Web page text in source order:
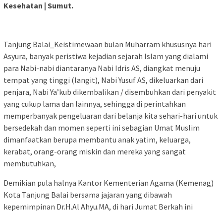
Kesehatan | Sumut.
Tanjung Balai_Keistimewaan bulan Muharram khususnya hari
Asyura, banyak peristiwa kejadian sejarah Islam yang dialami
para Nabi-nabi diantaranya Nabi Idris AS, diangkat menuju
tempat yang tinggi (langit), Nabi Yusuf AS, dikeluarkan dari
penjara, Nabi Ya’kub dikembalikan / disembuhkan dari penyakit
yang cukup lama dan lainnya, sehingga di perintahkan
memperbanyak pengeluaran dari belanja kita sehari-hari untuk
bersedekah dan momen seperti ini sebagian Umat Muslim
dimanfaatkan berupa membantu anak yatim, keluarga,
kerabat, orang-orang miskin dan mereka yang sangat
membutuhkan,
Demikian pula halnya Kantor Kementerian Agama (Kemenag)
Kota Tanjung Balai bersama jajaran yang dibawah
kepemimpinan Dr.H.Al Ahyu.MA, di hari Jumat Berkah ini